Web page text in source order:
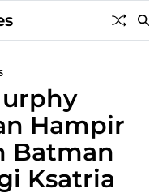
Hampir
Batman
Ksatria